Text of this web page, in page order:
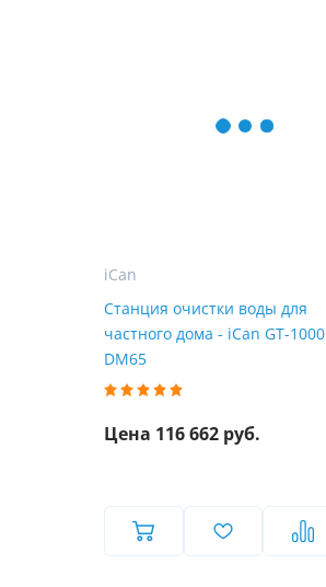
iCan
Станция очистки воды для
частного дома - iCan GT-1000
DM65
Цена 116 662 руб.